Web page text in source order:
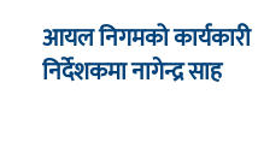
आयल निगमको कार्यकारी
निर्देशकमा नागेन्द्र साह